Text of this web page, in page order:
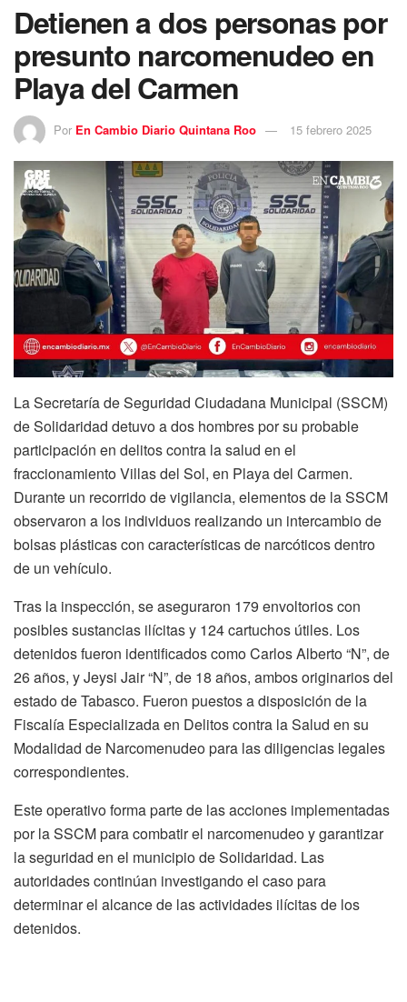
Detienen a dos personas por
presunto narcomenudeo en
Playa del Carmen
Por En Cambio Diario Quintana Roo 15 febrero 2025
La Secretaría de Seguridad Ciudadana Municipal (SSCM)
de Solidaridad detuvo a dos hombres por su probable
participación en delitos contra la salud en el
fraccionamiento Villas del Sol, en Playa del Carmen.
Durante un recorrido de vigilancia, elementos de la SSCM
observaron a los individuos realizando un intercambio de
bolsas plásticas con características de narcóticos dentro
de un vehículo.
Tras la inspección, se aseguraron 179 envoltorios con
posibles sustancias ilícitas y 124 cartuchos útiles. Los
detenidos fueron identificados como Carlos Alberto “N”, de
26 años, y Jeysi Jair “N”, de 18 años, ambos originarios del
estado de Tabasco. Fueron puestos a disposición de la
Fiscalía Especializada en Delitos contra la Salud en su
Modalidad de Narcomenudeo para las diligencias legales
correspondientes.
Este operativo forma parte de las acciones implementadas
por la SSCM para combatir el narcomenudeo y garantizar
la seguridad en el municipio de Solidaridad. Las
autoridades continúan investigando el caso para
determinar el alcance de las actividades ilícitas de los
detenidos.